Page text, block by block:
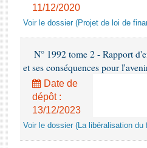
11/12/2020
Voir le dossier (Projet de loi de
N° 1992 tome 2 - Rapport
et ses conséquences pour
Date de
dépôt :
13/12/2023
Voir le dossier (La libéralisation